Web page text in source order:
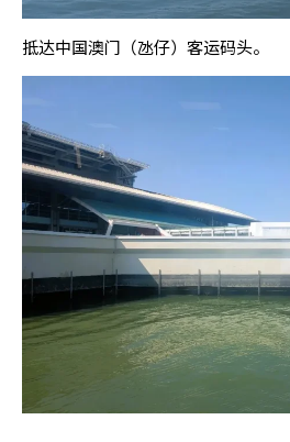
抵达中国澳门（氹仔）客运码头。